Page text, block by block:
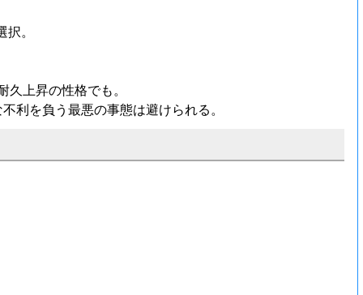
。
上昇の性格でも。
利を負う最悪の事態は避けられる。